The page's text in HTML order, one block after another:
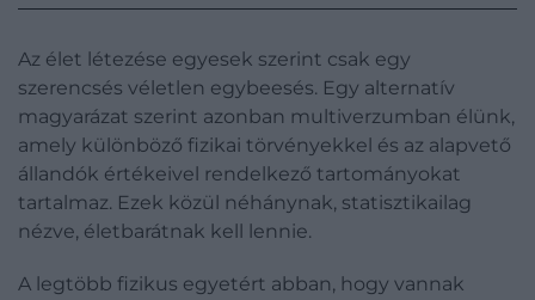
Az élet létezése egyesek szerint csak egy
szerencsés véletlen egybeesés. Egy alternatív
magyarázat szerint azonban multiverzumban élünk,
amely különböző fizikai törvényekkel és az alapvető
állandók értékeivel rendelkező tartományokat
tartalmaz. Ezek közül néhánynak, statisztikailag
nézve, életbarátnak kell lennie.
A legtöbb fizikus egyetért abban, hogy vannak